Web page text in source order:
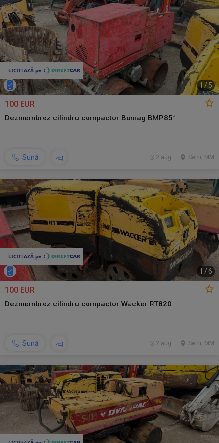
1 / 5
100 EUR
Dezmembrez cilindru compactor Bomag BMP851
Sună Seini, MM
2 aug.
1 /6
100 EUR
Dezmembrez cilindru compactor Wacker RT820
Sună Seini, MM
2 aug.